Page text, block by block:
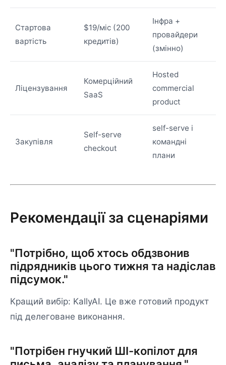
Стартова
вартість
$19/міс (200
кредитів)
Інфра +
провайдери
(змінно)
Ліцензування
Комерційний
SaaS
Hosted
commercial
product
Закупівля
Self-serve
checkout
self-serve і
командні
плани
Рекомендації за сценаріями
"Потрібно, щоб хтось обдзвонив
підрядників цього тижня та надіслав
підсумок."
Кращий вибір: KallyAI. Це вже готовий продукт
під делеговане виконання.
"Потрібен гнучкий ШІ-копілот для